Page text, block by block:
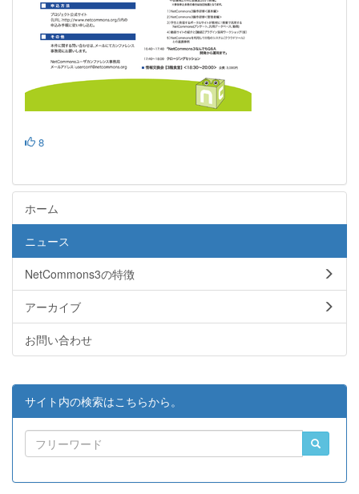
8
ホーム
ニュース
NetCommons3の特徴
アーカイブ
お問い合わせ
サイト内の検索はこちらから。